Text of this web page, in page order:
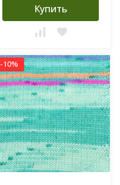
Купить
-10%